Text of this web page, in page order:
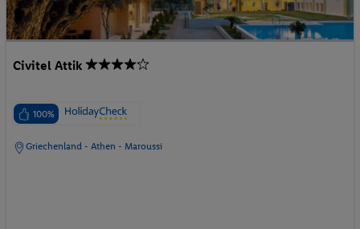
Civitel Attik
100%
Griechenland - Athen - Maroussi